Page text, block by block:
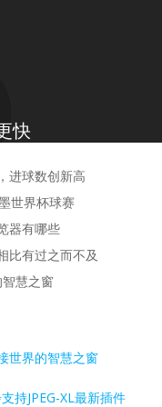
进球数创新高
世界杯球赛
器有哪些
比有过之而不及
慧之窗
世界的智慧之窗
持JPEG-XL最新插件